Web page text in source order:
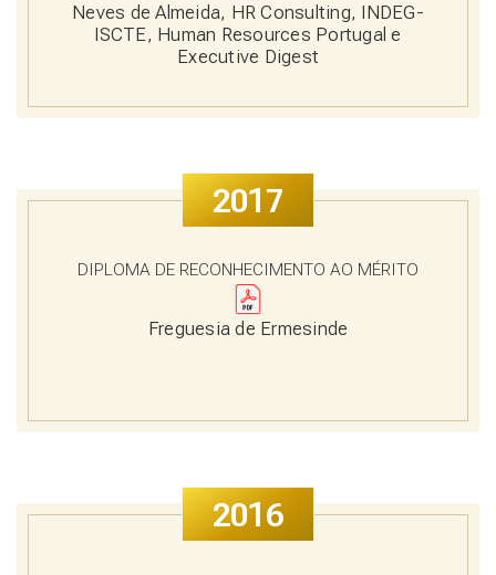
Neves de Almeida, HR Consulting, INDEG-
ISCTE, Human Resources Portugal e
Executive Digest
2017
DIPLOMA DE RECONHECIMENTO AO MÉRITO
Freguesia de Ermesinde
2016